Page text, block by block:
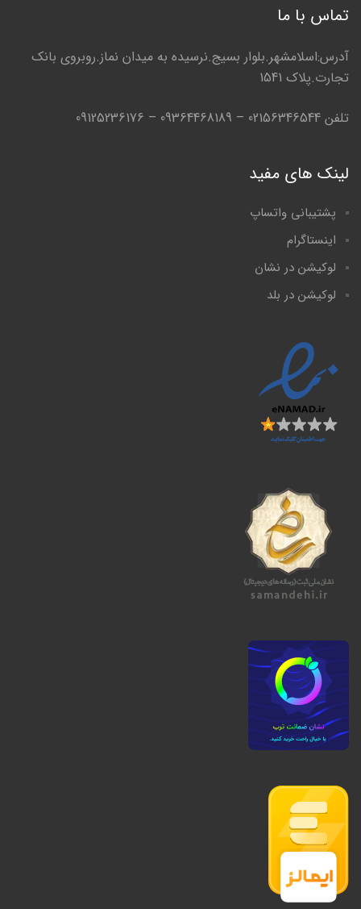
تماس با ما
آدرس:اسلامشهر.بلوار بسیج.نرسیده به میدان نماز.روبروی بانک
تجارت.پلاک 1541
تلفن 02156346544 – 09364468189 – 09125236176
لینک های مفید
پشتیبانی واتساپ
اینستاگرام
لوکیشن در نشان
لوکیشن در بلد